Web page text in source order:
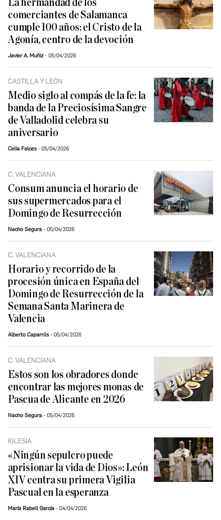
La hermandad de los
comerciantes de Salamanca
cumple 100 años: el Cristo de la
Agonía, centro de la devoción
Javier A. Muñiz 05/04/2026
CASTILLA Y LEÓN
Medio siglo al compás de la fe: la
banda de la Preciosísima Sangre
de Valladolid celebra su
aniversario
Celia Falces 05/04/2026
C. VALENCIANA
Consum anuncia el horario de
sus supermercados para el
Domingo de Resurrección
Nacho Segura 05/04/2026
C. VALENCIANA
Horario y recorrido de la
procesión única en España del
Domingo de Resurrección de la
Semana Santa Marinera de
Valencia
Alberto Caparrós 05/04/2026
C. VALENCIANA
Estos son los obradores donde
encontrar las mejores monas de
Pascua de Alicante en 2026
Nacho Segura 05/04/2026
IGLESIA
«Ningún sepulcro puede
aprisionar la vida de Dios»: León
XIV centra su primera Vigilia
Pascual en la esperanza
María Rabell García 04/04/2026